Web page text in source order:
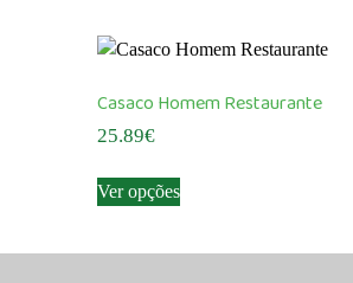
variants.
options
chosen
the
Casaco Homem Restaurante
25.89€
Ver opçõesproduct
multiple